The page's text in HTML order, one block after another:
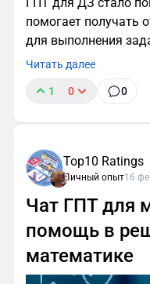
помогает получать
для выполнения
Читать далее
1 0 0
Top10 Ratings
Личный опыт16
Чат ГПТ для
помощь в
математике